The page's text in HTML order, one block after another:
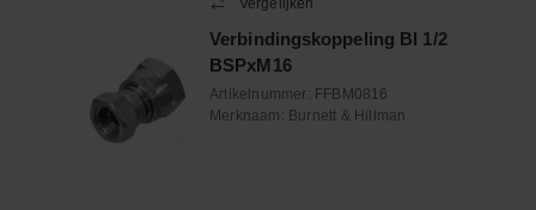
Vergelijken
Verbindingskoppeling BI 1/2
BSPxM16
Artikelnummer: FFBM0816
Merknaam: Burnett & Hillman